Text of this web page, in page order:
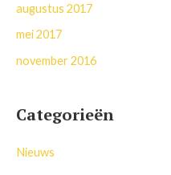
augustus 2017
mei 2017
november 2016
Categorieën
Nieuws